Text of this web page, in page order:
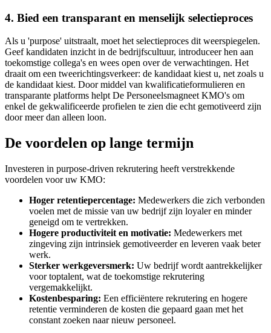
4. Bied een transparant en menselijk selectieproces
Als u 'purpose' uitstraalt, moet het selectieproces dit weerspiegelen.
Geef kandidaten inzicht in de bedrijfscultuur, introduceer hen aan
toekomstige collega's en wees open over de verwachtingen. Het
draait om een tweerichtingsverkeer: de kandidaat kiest u, net zoals u
de kandidaat kiest. Door middel van kwalificatieformulieren en
transparante platforms helpt De Personeelsmagneet KMO's om
enkel de gekwalificeerde profielen te zien die echt gemotiveerd zijn
door meer dan alleen loon.
De voordelen op lange termijn
Investeren in purpose-driven rekrutering heeft verstrekkende
voordelen voor uw KMO:
Hoger retentiepercentage: Medewerkers die zich verbonden
voelen met de missie van uw bedrijf zijn loyaler en minder
geneigd om te vertrekken.
Hogere productiviteit en motivatie: Medewerkers met
zingeving zijn intrinsiek gemotiveerder en leveren vaak beter
werk.
Sterker werkgeversmerk: Uw bedrijf wordt aantrekkelijker
voor toptalent, wat de toekomstige rekrutering
vergemakkelijkt.
Kostenbesparing: Een efficiëntere rekrutering en hogere
retentie verminderen de kosten die gepaard gaan met het
constant zoeken naar nieuw personeel.